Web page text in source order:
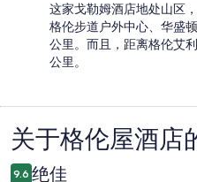
这家戈勒姆酒店地处山区
格伦步道户外中心、华盛
公里。而且，距离格伦艾
公里。
点
评
关于格伦屋酒店
9.6 绝佳